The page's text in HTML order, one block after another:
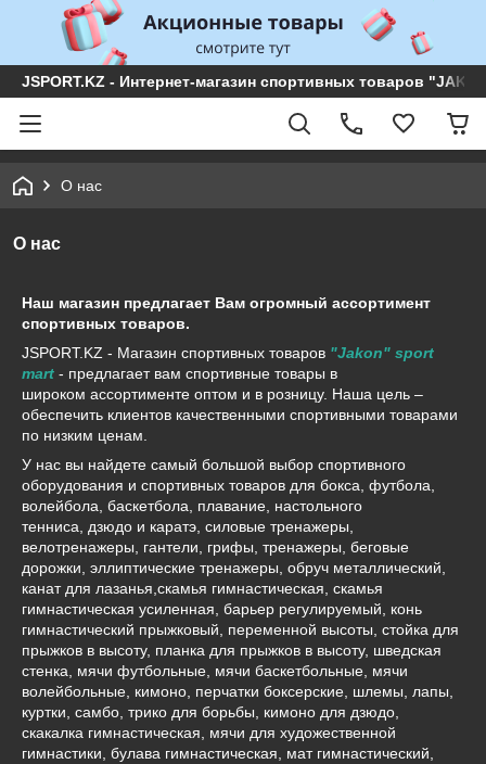
JSPORT.KZ - Интернет-магазин спортивных товаров
О нас
О нас
Наш магазин предлагает Вам огромный ассортимент
спортивных товаров.
JSPORT.KZ - Магазин спортивных товаров "Jakon" sport
mart - предлагает вам спортивные товары в
широком ассортименте оптом и в розницу. Наша цель –
обеспечить клиентов качественными спортивными товарами
по низким ценам.
У нас вы найдете самый большой выбор спортивного
оборудования и спортивных товаров для бокса, футбола,
волейбола, баскетбола, плавание, настольного
тенниса, дзюдо и каратэ, силовые тренажеры,
велотренажеры, гантели, грифы, тренажеры, беговые
дорожки, эллиптические тренажеры, обруч металлический,
канат для лазанья,скамья гимнастическая, скамья
гимнастическая усиленная, барьер регулируемый, конь
гимнастический прыжковый, переменной высоты, стойка для
прыжков в высоту, планка для прыжков в высоту, шведская
стенка, мячи футбольные, мячи баскетбольные, мячи
волейбольные, кимоно, перчатки боксерские, шлемы, лапы,
куртки, самбо, трико для борьбы, кимоно для дзюдо,
скакалка гимнастическая, мячи для художественной
гимнастики, булава гимнастическая, мат гимнастический,